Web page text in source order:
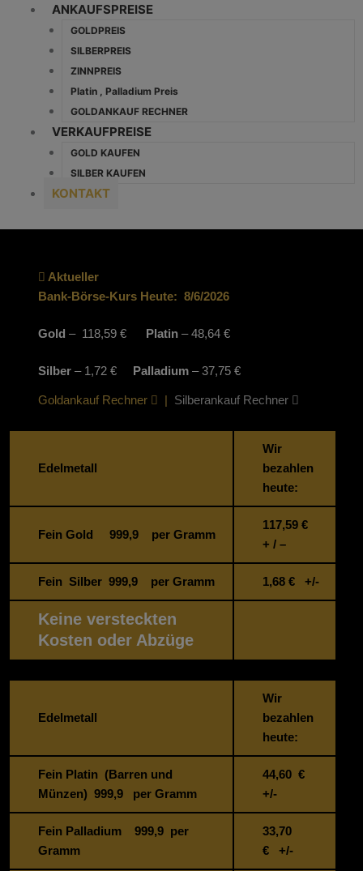
ANKAUFSPREISE
GOLDPREIS
SILBERPREIS
ZINNPREIS
Platin , Palladium Preis
GOLDANKAUF RECHNER
VERKAUFPREISE
GOLD KAUFEN
SILBER KAUFEN
KONTAKT
Aktueller
Bank-Börse-Kurs Heute: 8/6/2026
Gold – 118,59 € Platin – 48,64 €
Silber – 1,72 € Palladium – 37,75 €
Goldankauf Rechner Silberankauf Rechner
Edelmetall
Wir
bezahlen
heute:
Fein Gold 999,9 per Gramm
117,59 €
+ / –
Fein Silber 999,9 per Gramm 1,68 € +/-
Keine versteckten
Kosten oder Abzüge
Edelmetall
Wir
bezahlen
heute:
Fein Platin (Barren und
Münzen) 999,9 per Gramm
44,60 €
+/-
Fein Palladium 999,9 per
Gramm
33,70
€ +/-